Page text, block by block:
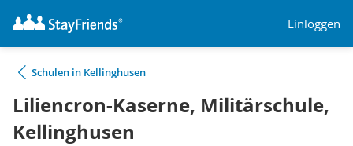
Einloggen
Schulen in Kellinghusen
Liliencron-Kaserne, Militärschule,
Kellinghusen